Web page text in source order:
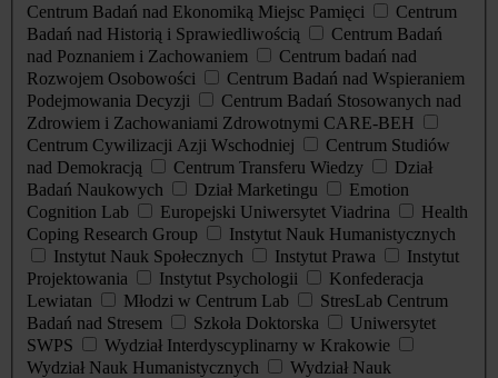
Centrum Badań nad Ekonomiką Miejsc Pamięci
Centrum
Badań nad Historią i Sprawiedliwością
Centrum Badań
nad Poznaniem i Zachowaniem
Centrum badań nad
Rozwojem Osobowości
Centrum Badań nad Wspieraniem
Podejmowania Decyzji
Centrum Badań Stosowanych nad
Zdrowiem i Zachowaniami Zdrowotnymi CARE-BEH
Centrum Cywilizacji Azji Wschodniej
Centrum Studiów
nad Demokracją
Centrum Transferu Wiedzy
Dział
Badań Naukowych
Dział Marketingu
Emotion
Cognition Lab
Europejski Uniwersytet Viadrina
Health
Coping Research Group
Instytut Nauk Humanistycznych
Instytut Nauk Społecznych
Instytut Prawa
Instytut
Projektowania
Instytut Psychologii
Konfederacja
Lewiatan
Młodzi w Centrum Lab
StresLab Centrum
Badań nad Stresem
Szkoła Doktorska
Uniwersytet
SWPS
Wydział Interdyscyplinarny w Krakowie
Wydział Nauk Humanistycznych
Wydział Nauk